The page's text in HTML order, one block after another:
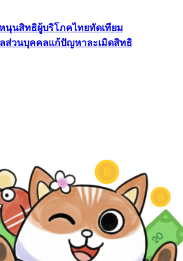
นุนสิทธิผู้บริโภคไทยทัดเทียม
ส่วนบุคคลแก้ปัญหาละเมิดสิทธิ